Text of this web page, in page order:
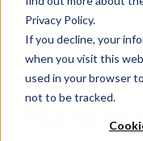
Privacy Policy.
If you decline, your
when you visit this
used in your browser
not to be tracked.